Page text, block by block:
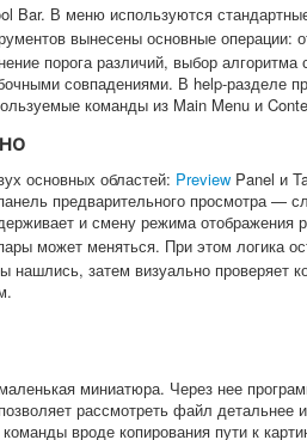
Bar. В меню используются
вынесены основные операции:
порога различий, выбор алгоритма
совпадениями. В help-разделе
команды из Main Menu и
основных областей: Preview Panel и
предварительного просмотра —
и смену режима отображения
может меняться. При этом логика
нашлись, затем визуально проверяет
миниатюра. Через нее
рассмотреть файл детальнее
вроде копирования пути к